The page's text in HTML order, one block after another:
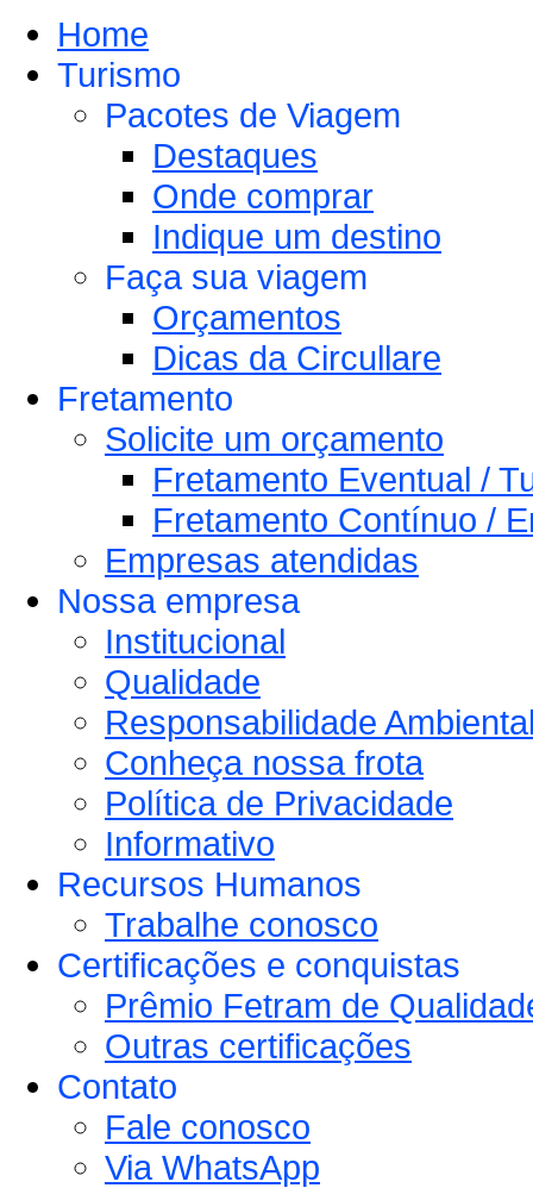
Home
Turismo
Pacotes de Viagem
Destaques
Onde comprar
Indique um destino
Faça sua viagem
Orçamentos
Dicas da Circullare
Fretamento
Solicite um orçamento
Fretamento Eventual /
Fretamento Contínuo /
Empresas atendidas
Nossa empresa
Institucional
Qualidade
Responsabilidade
Conheça nossa frota
Política de Privacidade
Informativo
Recursos Humanos
Trabalhe conosco
Certificações e conquistas
Prêmio Fetram de
Outras certificações
Contato
Fale conosco
Via WhatsApp